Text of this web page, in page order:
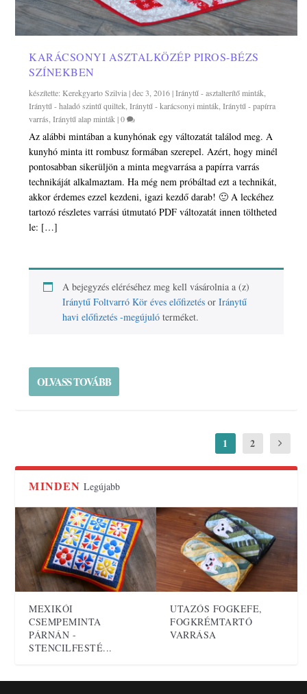
KARÁCSONYI ASZTALKÖZÉP PIROS-BÉZS
SZÍNEKBEN
készítette:Kerekgyarto Szilvia|dec 3, 2016|Iránytű - asztalterítő minták
Iránytű - haladó szintű quiltek ,Iránytű - karácsonyi minták ,Iránytű - papírra
varrás ,Iránytű alap minták |0
Az alábbi mintában a kunyhónak egy változatát találod meg. A
kunyhó minta itt rombusz formában szerepel. Azért, hogy minél
pontosabban sikerüljön a minta megvarrása a papírra varrás
technikáját alkalmaztam. Ha még nem próbáltad ezt a technikát,
akkor érdemes ezzel kezdeni, igazi kezdő darab! 🙂 A leckéhez
tartozó részletes varrási útmutató PDF változatát innen töltheted
le: […]
A bejegyzés eléréséhez meg kell vásárolnia a (z)
Iránytű Foltvarró Kör éves előfizetés orIránytű
havi előfizetés -megújuló terméket.
OLVASS TOVÁBB
1 2
MINDEN Legújabb
MEXIKÓI
CSEMPEMINTA
PÁRNÁN -
STENCILFESTÉ...
UTAZÓS FOGKEFE,
FOGKRÉMTARTÓ
VARRÁSA